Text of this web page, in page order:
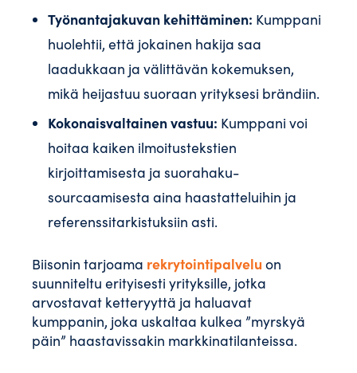
Työnantajakuvan kehittäminen: Kumppani
huolehtii, että jokainen hakija saa
laadukkaan ja välittävän kokemuksen,
mikä heijastuu suoraan yrityksesi brändiin.
Kokonaisvaltainen vastuu: Kumppani voi
hoitaa kaiken ilmoitustekstien
kirjoittamisesta ja suorahaku-
sourcaamisesta aina haastatteluihin ja
referenssitarkistuksiin asti.
Biisonin tarjoama rekrytointipalvelu on
suunniteltu erityisesti yrityksille, jotka
arvostavat ketteryyttä ja haluavat
kumppanin, joka uskaltaa kulkea ”myrskyä
päin” haastavissakin markkinatilanteissa.